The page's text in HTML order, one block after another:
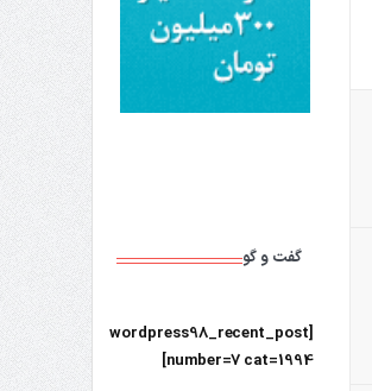
گفت و گو
[wordpress98_recent_post
number=7 cat=1994]